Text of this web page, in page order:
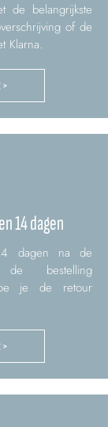
de belangrijkste
of de
Klarna.
>
14 dagen
dagen na de
de bestelling
je de retour
>